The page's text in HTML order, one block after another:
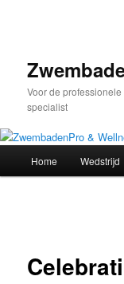
inhoud
Voor de
specialist
Home Wedstrijd